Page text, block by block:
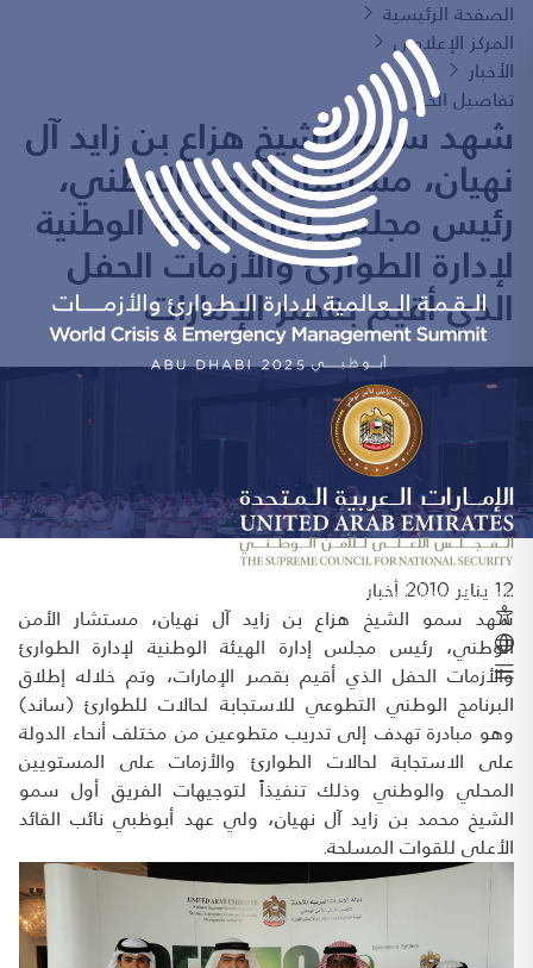
الصفحة الرئيسية
المركز الإعلامي
الأخبار
تفاصيل الخبر
شهد سمو الشيخ هزاع بن زايد آل
نهيان، مستشار الأمن الوطني،
رئيس مجلس إدارة الهيئة الوطنية
لإدارة الطوارئ والأزمات الحفل
الذي أقيم بقصر الإمارات
12 يناير 2010
أخبار
شهد سمو الشيخ هزاع بن زايد آل نهيان، مستشار الأمن
الوطني، رئيس مجلس إدارة الهيئة الوطنية لإدارة الطوارئ
والأزمات الحفل الذي أقيم بقصر الإمارات، وتم خلاله إطلاق
البرنامج الوطني التطوعي للاستجابة لحالات للطوارئ (ساند)
وهو مبادرة تهدف إلى تدريب متطوعين من مختلف أنحاء الدولة
على الاستجابة لحالات الطوارئ والأزمات على المستويين
المحلي والوطني وذلك تنفيذاً لتوجيهات الفريق أول سمو
الشيخ محمد بن زايد آل نهيان، ولي عهد أبوظبي نائب القائد
الأعلى للقوات المسلحة.